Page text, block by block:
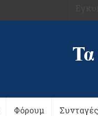
Φόρουμ Συνταγές